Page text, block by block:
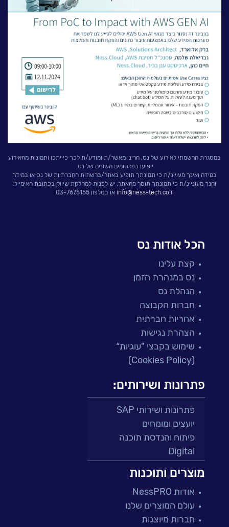
לעבוד בנס
אירועים וכנסים
פודקאסט
נס בכותרות
וובינרים מומלצים
דברו איתנו
במסגרת הרשמתי לאירוע של נס, הריני מאשר/ת ומודע/ת לכך כי יתכן ותמונות מהאירוע
יופיעו בפרסומים השונים של נס.
במידה ואינך מעויינ/ת כי תמונתך תופיע באתר/ברשתות החברתיות של נס או במידה
והנך מעוניינ/ת כי תמונתך תוסר מהאתר, יש לפנות למחלקת שיווק בכתובת האימייל:
info@ness-tech.co.il או בטלפון 03-7675155
הכל אודות נס
קצת עלינו
נס במנהרת הזמן
הנהלת נס
חברות הקבוצה
אחריות חברתית
הצהרת נגישות
שימוש בקבצי "עוגיות“
(Cookies Policy)
פתרונות ושירותים:
פתרונות ושירותי SAP
יועצים ומומחים
פיתוח והנדסת תוכנה
Digital
פתרונות למגזר הפיננסי
מיקור חוץ ושירותים מנוהלים
בדיקות והבטחת איכות
עולמות הענן
מוצרים ותוכנות
אודות NessPRO
עולם המוצרים שלנו
חברות מיוצגות